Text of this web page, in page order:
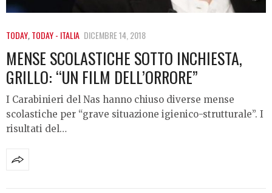
TODAY,TODAY - ITALIA DICEMBRE 14, 2018
MENSE SCOLASTICHE SOTTO INCHIESTA,
GRILLO: “UN FILM DELL’ORRORE”
I Carabinieri del Nas hanno chiuso diverse mense
scolastiche per “grave situazione igienico-strutturale”. I
risultati del…